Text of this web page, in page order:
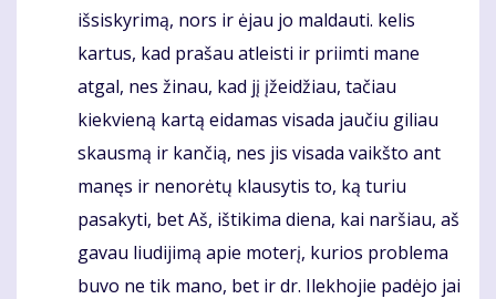
išsiskyrimą, nors ir ėjau jo maldauti. kelis
kartus, kad prašau atleisti ir priimti mane
atgal, nes žinau, kad jį įžeidžiau, tačiau
kiekvieną kartą eidamas visada jaučiu giliau
skausmą ir kančią, nes jis visada vaikšto ant
manęs ir nenorėtų klausytis to, ką turiu
pasakyti, bet Aš, ištikima diena, kai naršiau, aš
gavau liudijimą apie moterį, kurios problema
buvo ne tik mano, bet ir dr. Ilekhojie padėjo jai